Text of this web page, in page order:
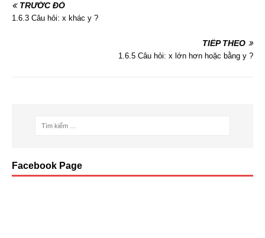
e
er e
TRƯỚC ĐÓ
1.6.3 Câu hỏi: x khác y ?
TIẾP THEO
1.6.5 Câu hỏi: x lớn hơn hoặc bằng y ?
Facebook Page